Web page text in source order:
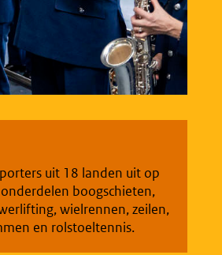
uit 18 landen uit op
boogschieten,
wielrennen, zeilen,
en rolstoeltennis.